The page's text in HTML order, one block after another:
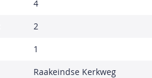
4
2
1
Raakeindse Kerkweg